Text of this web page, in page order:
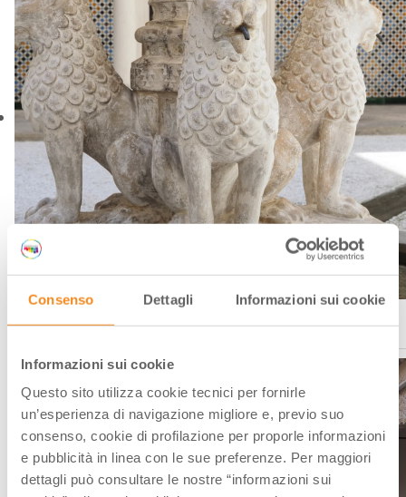
Consenso Dettagli Informazioni sui cookie
Informazioni sui cookie
Questo sito utilizza cookie tecnici per fornirle
un’esperienza di navigazione migliore e, previo suo
consenso, cookie di profilazione per proporle informazioni
e pubblicità in linea con le sue preferenze. Per maggiori
dettagli può consultare le nostre “informazioni sui